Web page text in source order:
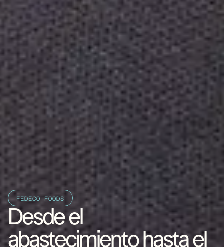
FEDECO FOODS
Desde el
abastecimiento hasta el